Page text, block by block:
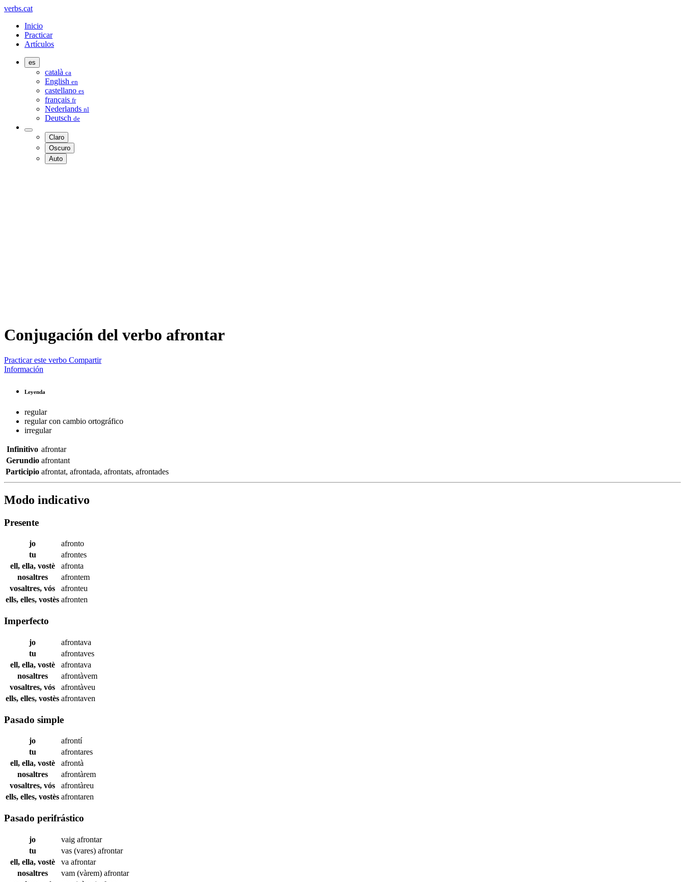
verbs.cat
Inicio
Practicar
Artículos
es
català ca
English en
castellano es
français fr
Nederlands nl
Deutsch de
Claro
Oscuro
Auto
Conjugación del verbo afrontar
Practicar este verbo Compartir
Información
Leyenda
regular
regular con cambio ortográfico
irregular
Infinitivo afrontar
Gerundio afrontant
Participio afrontat, afrontada, afrontats, afrontades
Modo indicativo
Presente
jo
afronto
tu
afrontes
ell, ella, vostè
afronta
nosaltres
afrontem
vosaltres, vós
afronteu
ells, elles, vostès afronten
Imperfecto
jo
afrontava
tu
afrontaves
ell, ella, vostè
afrontava
nosaltres
afrontàvem
vosaltres, vós
afrontàveu
ells, elles, vostès afrontaven
Pasado simple
jo
afrontí
tu
afrontares
ell, ella, vostè
afrontà
nosaltres
afrontàrem
vosaltres, vós
afrontàreu
ells, elles, vostès afrontaren
Pasado perifrástico
jo vaig afrontar
tu
vas (vares) afrontar
ell, ella, vostè
va afrontar
nosaltres
vam (vàrem) afrontar